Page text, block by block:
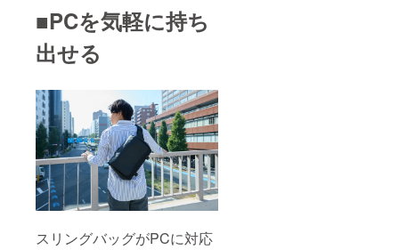
■PCを気軽に持ち
出せる
スリングバッグがPCに対応